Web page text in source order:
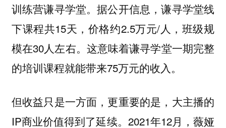
训练营谦寻学堂。据公开信息，谦寻学堂线
下课程共15天，价格约2.5万元/人，班级规
模在30人左右。这意味着谦寻学堂一期完整
的培训课程就能带来75万元的收入。
但收益只是一方面，更重要的是，大主播的
IP商业价值得到了延续。2021年12月，薇娅